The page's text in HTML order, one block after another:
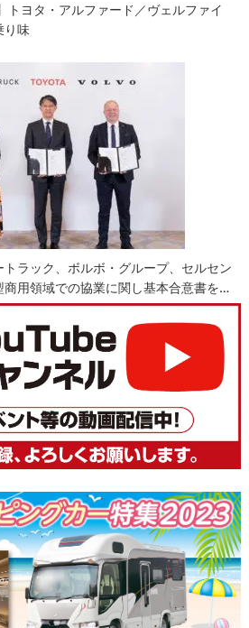
トヨタ・アルファード／ヴェルファイ
り味
トラック、ボルボ・グループ、セルセン
商用領域での協業に関し基本合意書を…